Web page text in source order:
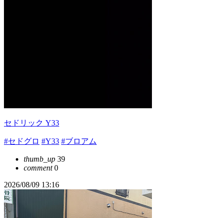
セドリック Y33
#セドグロ #Y33 #ブロアム
thumb_up 39
comment0
2026/08/09 13:16